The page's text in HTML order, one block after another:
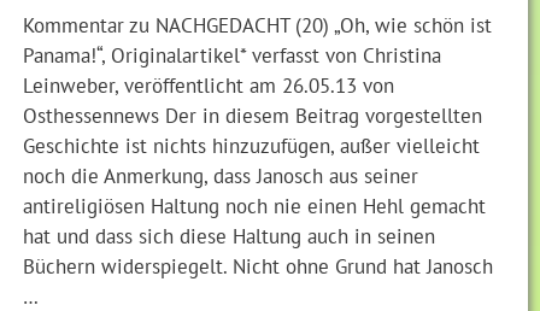
Kommentar zu NACHGEDACHT (20) „Oh, wie schön ist
Panama!“, Originalartikel* verfasst von Christina
Leinweber, veröffentlicht am 26.05.13 von
Osthessennews Der in diesem Beitrag vorgestellten
Geschichte ist nichts hinzuzufügen, außer vielleicht
noch die Anmerkung, dass Janosch aus seiner
antireligiösen Haltung noch nie einen Hehl gemacht
hat und dass sich diese Haltung auch in seinen
Büchern widerspiegelt. Nicht ohne Grund hat Janosch
…